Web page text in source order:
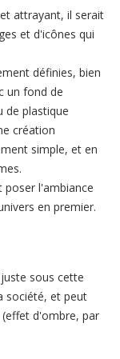
attrayant, il serait
et d'icônes qui
définies, bien
un fond de
de plastique
création
simple, et en
l'ambiance
en premier.
sous cette
société, et peut
d'ombre, par